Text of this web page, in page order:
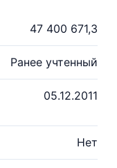
47 400 671,3
Ранее учтенный
05.12.2011
Нет